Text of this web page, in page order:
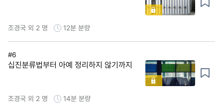
조경국 외 2 명 12분 분량
#6
십진분류법부터 아예 정리하지 않기까지
조경국 외 2 명 14분 분량